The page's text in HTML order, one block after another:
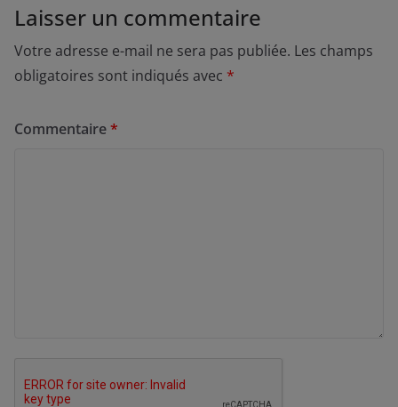
Laisser un commentaire
Votre adresse e-mail ne sera pas publiée. Les champs
obligatoires sont indiqués avec *
Commentaire*